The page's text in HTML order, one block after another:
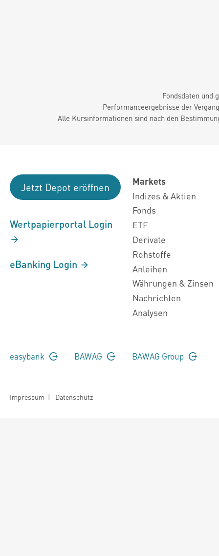
Fondsdaten und
Performanceergebnisse der
Alle Kursinformationen sind nach den
Jetzt Depot eröffnen
Wertpapierportal Login
eBanking Login
Markets
Indizes & Aktien
Fonds
ETF
Derivate
Rohstoffe
Anleihen
Währungen & Zinsen
Nachrichten
Analysen
easybank BAWAG BAWAG Group
Impressum | Datenschutz